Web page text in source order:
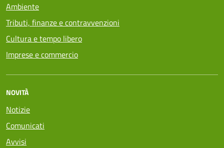
Ambiente
Tributi, finanze e contravvenzioni
Cultura e tempo libero
Imprese e commercio
NOVITÀ
Notizie
Comunicati
Avvisi